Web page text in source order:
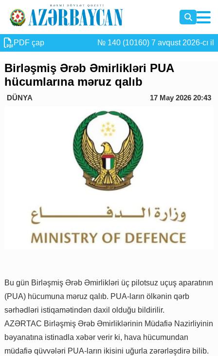
PDF çap № 140 (10160) 7 avqust 2026-cı il
Birləşmiş Ərəb Əmirlikləri PUA
hücumlarına məruz qalıb
DÜNYA 17 May 2026 20:43
Bu gün Birləşmiş Ərəb Əmirlikləri üç pilotsuz uçuş aparatının
(PUA) hücumuna məruz qalıb. PUA-ların ölkənin qərb
sərhədləri istiqamətindən daxil olduğu bildirilir.
AZƏRTAC Birləşmiş Ərəb Əmirliklərinin Müdafiə Nazirliyinin
bəyanatına istinadla xəbər verir ki, hava hücumundan
müdafiə qüvvələri PUA-ların ikisini uğurla zərərləşdirə bilib.